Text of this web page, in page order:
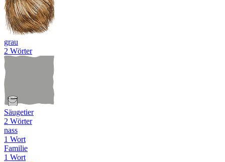
grau
2 Wörter
Säugetier
2 Wörter
nass
1 Wort
Familie
1 Wort